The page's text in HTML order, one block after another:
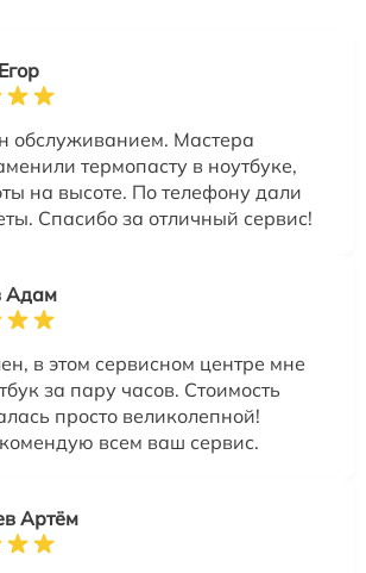
обслуживанием. Мастера
термопасту в ноутбуке,
на высоте. По телефону дали
Спасибо за отличный сервис!
Адам
в этом сервисном центре мне
за пару часов. Стоимость
просто великолепной!
всем ваш сервис.
Артём